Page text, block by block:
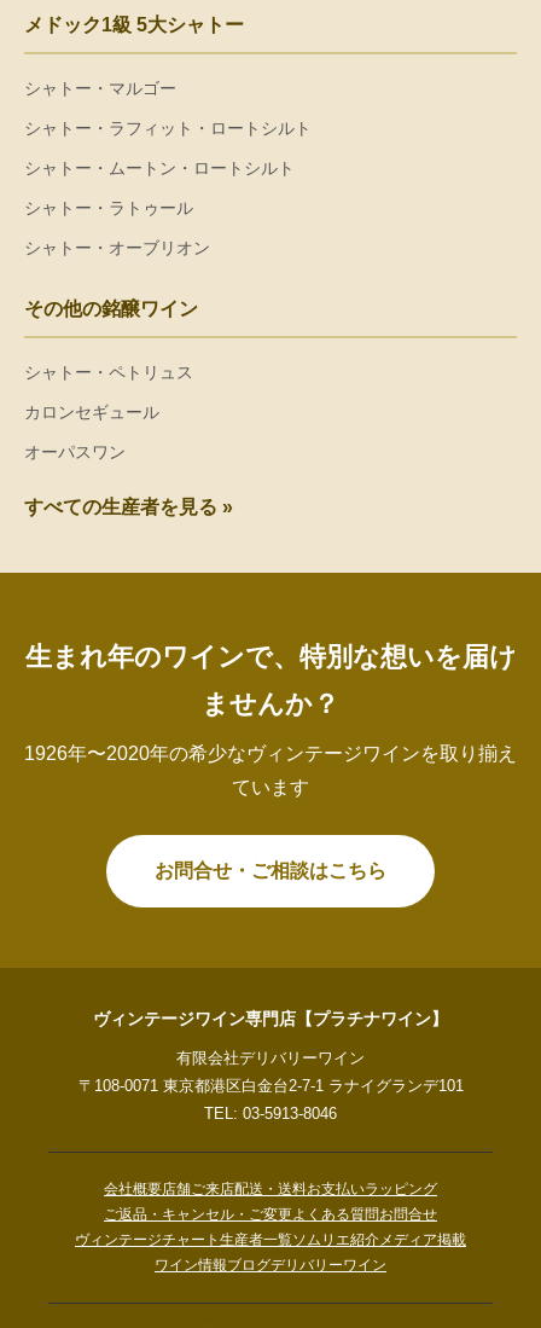
メドック1級 5大シャトー
シャトー・マルゴー
シャトー・ラフィット・ロートシルト
シャトー・ムートン・ロートシルト
シャトー・ラトゥール
シャトー・オーブリオン
その他の銘醸ワイン
シャトー・ペトリュス
カロンセギュール
オーパスワン
すべての生産者を見る »
生まれ年のワインで、特別な想いを届け
ませんか？
1926年〜2020年の希少なヴィンテージワインを取り揃え
ています
お問合せ・ご相談はこちら
ヴィンテージワイン専門店【プラチナワイン】
有限会社デリバリーワイン
〒108-0071 東京都港区白金台2-7-1 ラナイグランデ101
TEL: 03-5913-8046
会社概要店舗ご来店配送・送料お支払いラッピング
ご返品・キャンセル・ご変更よくある質問お問合せ
ヴィンテージチャート 生産者一覧ソムリエ紹介メディア掲載
ワイン情報ブログデリバリーワイン